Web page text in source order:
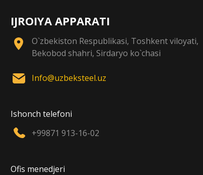
IJROIYA APPARATI
O`zbekiston Respublikasi, Toshkent viloyati,
Bekobod shahri, Sirdaryo ko`chasi
Info@uzbeksteel.uz
Ishonch telefoni
+99871 913-16-02
Ofis menedjeri